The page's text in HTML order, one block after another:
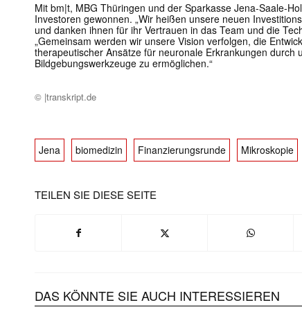
Mit bm|t, MBG Thüringen und der Sparkasse Jena-Saale-
Investoren gewonnen. „Wir heißen unsere neuen
und danken ihnen für ihr Vertrauen in das Team und die
„Gemeinsam werden wir unsere Vision verfolgen, die
therapeutischer Ansätze für neuronale Erkrankungen durch
Bildgebungswerkzeuge zu ermöglichen.“
© |transkript.de
Jena biomedizin Finanzierungsrunde Mikroskopie
TEILEN SIE DIESE SEITE
DAS KÖNNTE SIE AUCH INTERESSIEREN